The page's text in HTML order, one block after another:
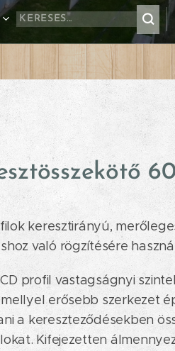
keresztirányú,
való rögzítésére
profil vastagságnyi
erősebb szerkezet
a kereszteződésekben
Kifejezetten